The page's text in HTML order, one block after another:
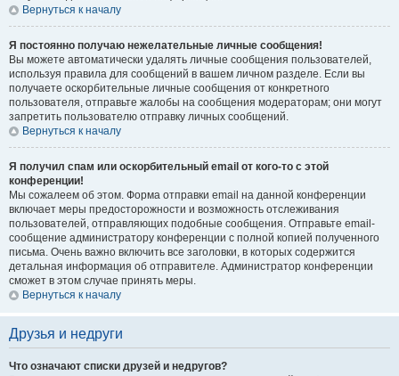
Вернуться к началу
Я постоянно получаю нежелательные личные сообщения!
Вы можете автоматически удалять личные сообщения пользователей,
используя правила для сообщений в вашем личном разделе. Если вы
получаете оскорбительные личные сообщения от конкретного
пользователя, отправьте жалобы на сообщения модераторам; они могут
запретить пользователю отправку личных сообщений.
Вернуться к началу
Я получил спам или оскорбительный email от кого-то с этой
конференции!
Мы сожалеем об этом. Форма отправки email на данной конференции
включает меры предосторожности и возможность отслеживания
пользователей, отправляющих подобные сообщения. Отправьте email-
сообщение администратору конференции с полной копией полученного
письма. Очень важно включить все заголовки, в которых содержится
детальная информация об отправителе. Администратор конференции
сможет в этом случае принять меры.
Вернуться к началу
Друзья и недруги
Что означают списки друзей и недругов?